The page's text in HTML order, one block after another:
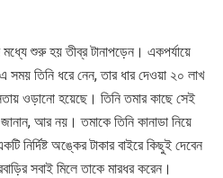
মধ্যে শুরু হয় তীব্র টানাপড়েন। একপর্যায়ে
সময় তিনি ধরে নেন, তার ধার দেওয়া ২০ লাখ
ওড়ানো হয়েছে। তিনি তমার কাছে সেই
জানান, আর নয়। তমাকে তিনি কানাডা নিয়ে
নির্দিষ্ট অঙ্কের টাকার বাইরে কিছুই দেবেন
সবাই মিলে তাকে মারধর করেন।